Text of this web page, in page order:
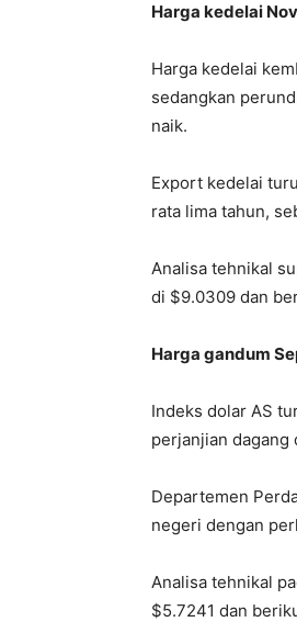
Harga kedelai
Harga kedelai
sedangkan
naik.
Export kedelai
rata lima tahun,
Analisa tehnikal
di $9.0309 dan
Harga gandum
Indeks dolar AS
perjanjian dagang
Departemen
negeri dengan
Analisa tehnikal
$5.7241 dan